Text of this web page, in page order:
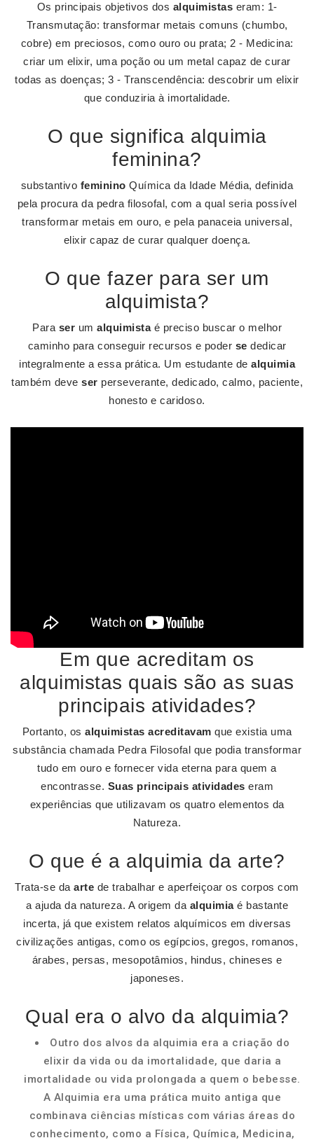
Os principais objetivos dos alquimistas eram: 1-
Transmutação: transformar metais comuns (chumbo,
cobre) em preciosos, como ouro ou prata; 2 - Medicina:
criar um elixir, uma poção ou um metal capaz de curar
todas as doenças; 3 - Transcendência: descobrir um elixir
que conduziria à imortalidade.
O que significa alquimia
feminina?
substantivo feminino Química da Idade Média, definida
pela procura da pedra filosofal, com a qual seria possível
transformar metais em ouro, e pela panaceia universal,
elixir capaz de curar qualquer doença.
O que fazer para ser um
alquimista?
Para ser um alquimistaé preciso buscar o melhor
caminho para conseguir recursos e poder se dedicar
integralmente a essa prática. Um estudante de alquimia
também deve ser perseverante, dedicado, calmo, paciente,
honesto e caridoso.
Em que acreditam os
alquimistas quais são as suas
principais atividades?
Portanto, os alquimistas acreditavam que existia uma
substância chamada Pedra Filosofal que podia transformar
tudo em ouro e fornecer vida eterna para quem a
encontrasse. Suas principais atividades eram
experiências que utilizavam os quatro elementos da
Natureza.
O que é a alquimia da arte?
Trata-se daarte de trabalhar e aperfeiçoar os corpos com
a ajuda da natureza. A origem da alquimiaé bastante
incerta, já que existem relatos alquímicos em diversas
civilizações antigas, como os egípcios, gregos, romanos,
árabes, persas, mesopotâmios, hindus, chineses e
japoneses.
Qual era o alvo da alquimia?
Outro dos alvos da alquimia era a criação do
elixir da vida ou da imortalidade, que daria a
imortalidade ou vida prolongada a quem o bebesse.
A Alquimia era uma prática muito antiga que
combinava ciências místicas com várias áreas do
conhecimento, como a Física, Química, Medicina,